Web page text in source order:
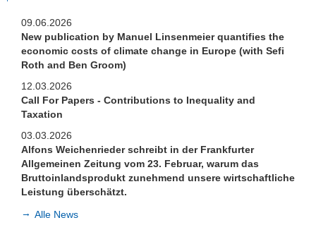
09.06.2026
New publication by Manuel Linsenmeier quantifies the
economic costs of climate change in Europe (with Sefi
Roth and Ben Groom)
12.03.2026
Call For Papers - Contributions to Inequality and
Taxation
03.03.2026
Alfons Weichenrieder schreibt in der Frankfurter
Allgemeinen Zeitung vom 23. Februar, warum das
Bruttoinlandsprodukt zunehmend unsere wirtschaftliche
Leistung überschätzt.
Alle News